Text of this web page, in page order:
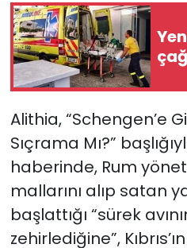
Alithia, “Schengen’e
Sıçrama Mı?”
haberinde, Rum
mallarını alıp satan
başlattığı “sürek
zehirlediğine”,
Teknoloji
TÜRKiYE
Video Galeri
YAŞAM
Yazarlar